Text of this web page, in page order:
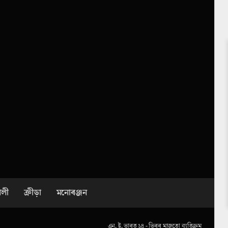
ক্ৰীড়া মনোৰঞ্জন
এন. ই. ভাৰত ২৪ - ভিৰৰ মাজতো ব্যতিক্ৰম